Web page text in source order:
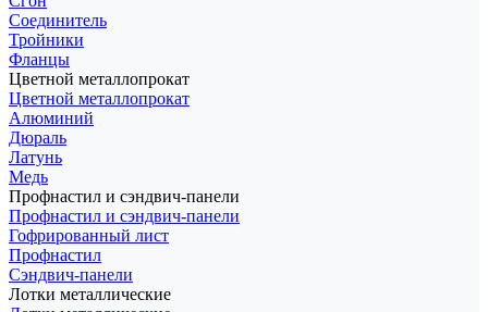
Соединитель
Тройники
Фланцы
Цветной металлопрокат
Цветной металлопрокат
Алюминий
Дюраль
Латунь
Медь
Профнастил и сэндвич-панели
Профнастил и сэндвич-панели
Гофрированный лист
Профнастил
Сэндвич-панели
Лотки металлические